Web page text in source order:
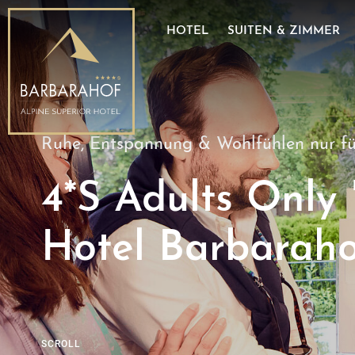
HOTEL
E-Mobilität
Partner
SUITEN & ZIMMER
Bildergalerie
SCROLL
Ruhe, Entspannung & Wohlfühlen nur
4*S Adults Only
Hotel